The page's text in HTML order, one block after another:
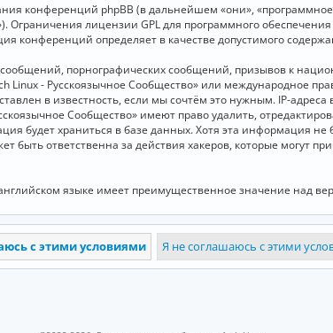
конференций phpBB (в дальнейшем «они», «программное
Ограничения лицензии GPL для программного
конференций определяет в качестве допустимого
порнографических сообщений, призывов к
Linux - Русскоязычное Сообщество» или международное
в известность, если мы сочтём это нужным. IP-
Сообщество» имеют право удалить,
будет храниться в базе данных. Хотя эта информация
ответственна за действия хакеров, которые могут
языке имеет преимущественное значение над